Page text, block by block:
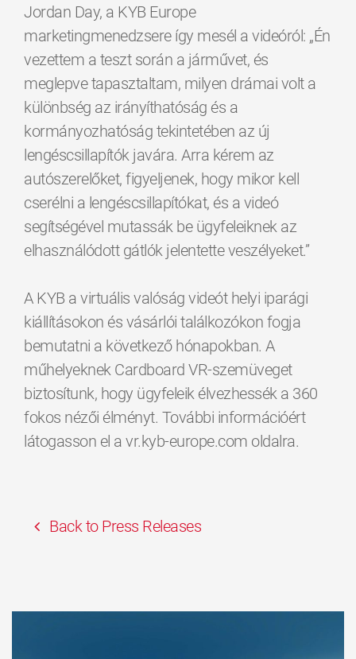
Jordan Day, a KYB Europe
marketingmenedzsere így mesél a videóról: „Én
vezettem a teszt során a járművet, és
meglepve tapasztaltam, milyen drámai volt a
különbség az irányíthatóság és a
kormányozhatóság tekintetében az új
lengéscsillapítók javára. Arra kérem az
autószerelőket, figyeljenek, hogy mikor kell
cserélni a lengéscsillapítókat, és a videó
segítségével mutassák be ügyfeleiknek az
elhasználódott gátlók jelentette veszélyeket.”
A KYB a virtuális valóság videót helyi iparági
kiállításokon és vásárlói találkozókon fogja
bemutatni a következő hónapokban. A
műhelyeknek Cardboard VR-szemüveget
biztosítunk, hogy ügyfeleik élvezhessék a 360
fokos nézői élményt. További információért
látogasson el a vr.kyb-europe.com oldalra.
Back to Press Releases